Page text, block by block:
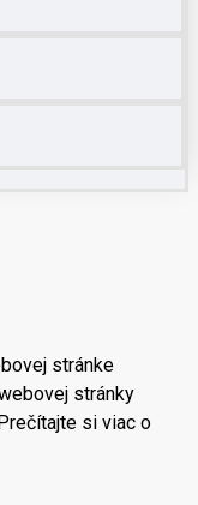
stránke
stránky
si viac o